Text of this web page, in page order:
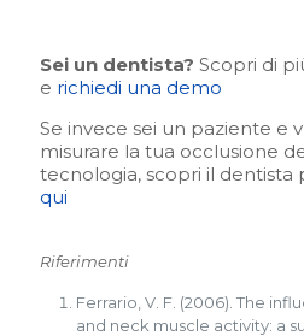
Sei un dentista? Scopri di
e richiedi una demo
Se invece sei un paziente e
misurare la tua occlusione
tecnologia, scopri il dentista
qui
Riferimenti
Ferrario, V. F. (2006). The
and neck muscle activity: a